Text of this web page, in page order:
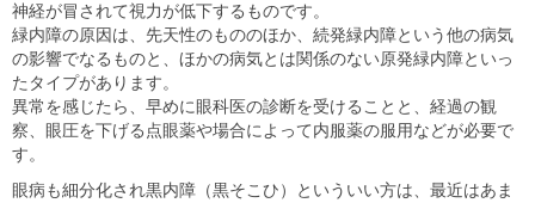
神経が冒されて視力が低下するものです。
緑内障の原因は、先天性のもののほか、続発緑内障という他の病気
の影響でなるものと、ほかの病気とは関係のない原発緑内障といっ
たタイプがあります。
異常を感じたら、早めに眼科医の診断を受けることと、経過の観
察、眼圧を下げる点眼薬や場合によって内服薬の服用などが必要で
す。
眼病も細分化され黒内障（黒そこひ）といういい方は、最近はあま